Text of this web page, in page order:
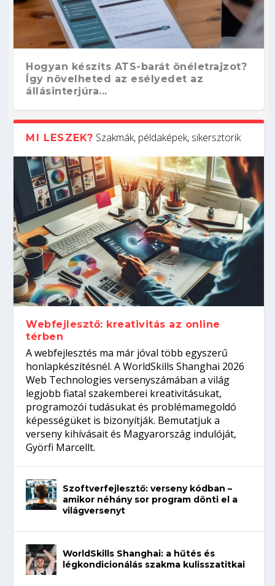
Hogyan készíts ATS-barát önéletrajzot?
Így növelheted az esélyedet az
állásinterjúra...
Kitalálod, mire használják ezeket a
gépeket?
Nem sikerült az egyetemi felvételi?
Tanulj szakmát!
Szoftverfejlesztő: verseny kódban –
amikor néhány sor program dönti el a
világversenyt...
Digitális detox – hogyan kapcsolódj ki
telefon nélkül?
MI LESZEK? Szakmák, példaképek, sikersztorik
Webfejlesztő: kreativitás az online
térben
A webfejlesztés ma már jóval több egyszerű
honlapkészítésnél. A WorldSkills Shanghai 2026
Web Technologies versenyszámában a világ
legjobb fiatal szakemberei kreativitásukat,
programozói tudásukat és problémamegoldó
képességüket is bizonyítják. Bemutatjuk a
verseny kihívásait és Magyarország indulóját,
Györfi Marcellt.
Szoftverfejlesztő: verseny kódban –
amikor néhány sor program dönti el a
világversenyt
WorldSkills Shanghai: a hűtés és
légkondicionálás szakma kulisszatitkai